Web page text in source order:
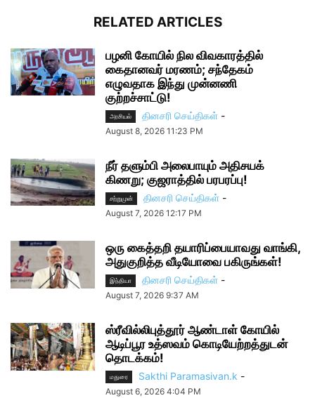
RELATED ARTICLES
பழனி கோயில் நில விவகாரத்தில்
கைதானவர் மரணம்; சந்தேகம்
எழுவதாக இந்து முன்னணி
குற்றச்சாட்டு!
அரசியல் தினசரி செய்திகள் -
August 8, 2026 11:23 PM
நீர் தளும்பி அலைபாயும் அதிசயக்
கிணறு; குஜராத்தில் பரபரப்பு!
சற்றுமுன் தினசரி செய்திகள் -
August 7, 2026 12:17 PM
ஒரு கைத்தறி தயாரிப்பையாவது வாங்கி,
அதுகுறித்த வீடியோவை பகிருங்கள்!
இந்தியா தினசரி செய்திகள் -
August 7, 2026 9:37 AM
ஸ்ரீவில்லிபுத்தூர் ஆண்டாள் கோயில்
ஆடிப்பூர உத்ஸவம் கொடியேற்றத்துடன்
தொடக்கம்!
மதுரை Sakthi Paramasivan.k -
August 6, 2026 4:04 PM